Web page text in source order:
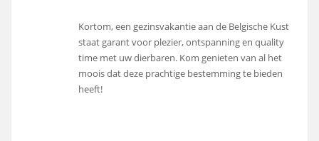
Kortom, een gezinsvakantie aan de Belgische Kust
staat garant voor plezier, ontspanning en quality
time met uw dierbaren. Kom genieten van al het
moois dat deze prachtige bestemming te bieden
heeft!